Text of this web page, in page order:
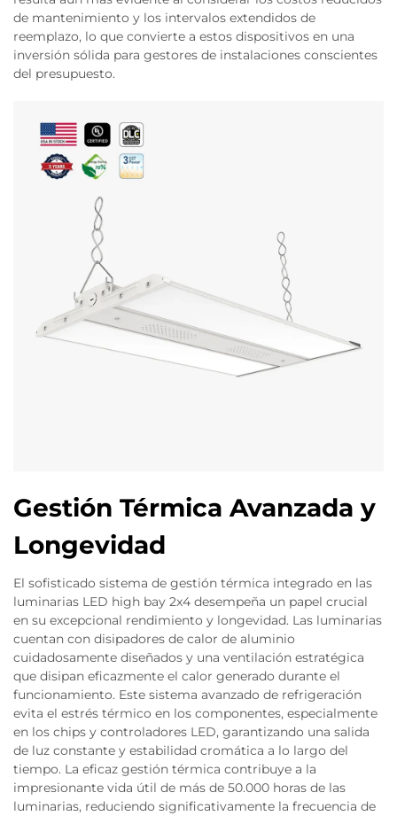
de mantenimiento y los intervalos extendidos de
reemplazo, lo que convierte a estos dispositivos en una
inversión sólida para gestores de instalaciones conscientes
del presupuesto.
Gestión Térmica Avanzada y
Longevidad
El sofisticado sistema de gestión térmica integrado en las
luminarias LED high bay 2x4 desempeña un papel crucial
en su excepcional rendimiento y longevidad. Las luminarias
cuentan con disipadores de calor de aluminio
cuidadosamente diseñados y una ventilación estratégica
que disipan eficazmente el calor generado durante el
funcionamiento. Este sistema avanzado de refrigeración
evita el estrés térmico en los componentes, especialmente
en los chips y controladores LED, garantizando una salida
de luz constante y estabilidad cromática a lo largo del
tiempo. La eficaz gestión térmica contribuye a la
impresionante vida útil de más de 50.000 horas de las
luminarias, reduciendo significativamente la frecuencia de